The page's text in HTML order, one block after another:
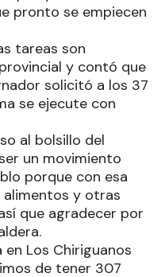
pronto se empiecen
tareas son
y contó que
solicitó a los 37
se ejecute con
al bolsillo del
un movimiento
porque con esa
y otras
que agradecer por
Los Chiriguanos
de tener 307